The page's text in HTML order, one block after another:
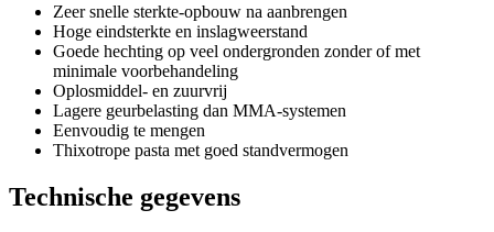
Zeer snelle sterkte-opbouw na aanbrengen
Hoge eindsterkte en inslagweerstand
Goede hechting op veel ondergronden zonder of met
minimale voorbehandeling
Oplosmiddel- en zuurvrij
Lagere geurbelasting dan MMA-systemen
Eenvoudig te mengen
Thixotrope pasta met goed standvermogen
Technische gegevens